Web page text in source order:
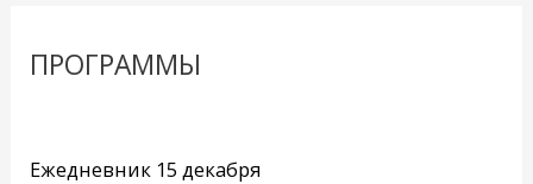
ПРОГРАММЫ
Ежедневник 15 декабря